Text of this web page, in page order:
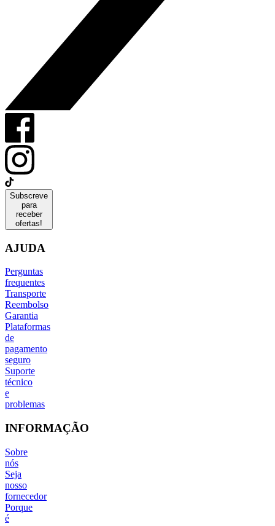
Subscreve
para
receber
ofertas!
AJUDA
Perguntas
frequentes
Transporte
Reembolso
Garantia
Plataformas
de
pagamento
seguro
Suporte
técnico
e
problemas
INFORMAÇÃO
Sobre
nós
Seja
nosso
fornecedor
Porque
é